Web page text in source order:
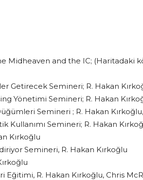
Midheaven and the IC; (Haritadaki
Getirecek Semineri; R. Hakan
Yönetimi Semineri; R. Hakan
Semineri ; R. Hakan
Semineri; R. Hakan
Kırkoğlu
Semineri, R. Hakan Kırkoğlu
Eğitimi, R. Hakan Kırkoğlu, Chris